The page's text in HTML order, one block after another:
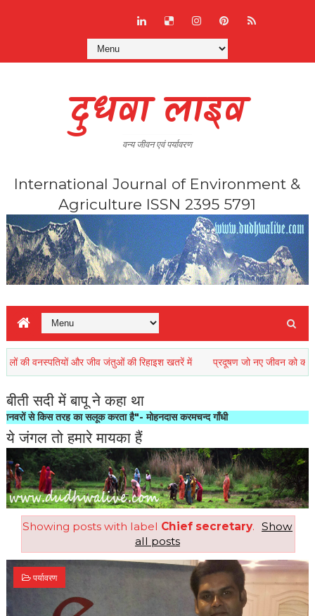
दुधवा लाइव
वन्य जीवन एवं पर्यावरण
International Journal of Environment &
Agriculture ISSN 2395 5791
वनस्पतियों और जीव जंतुओं की रिहाइश खतरें में प्रदूषण जो नए जीवन को कर रहा है
बीती सदी में बापू ने कहा था
तरह का सलूक करता है"- मोहनदास करमचन्द गाँधी
ये जंगल तो हमारे मायका हैं
Showing posts with label Chief secretary. Show
all posts
पर्यावरण